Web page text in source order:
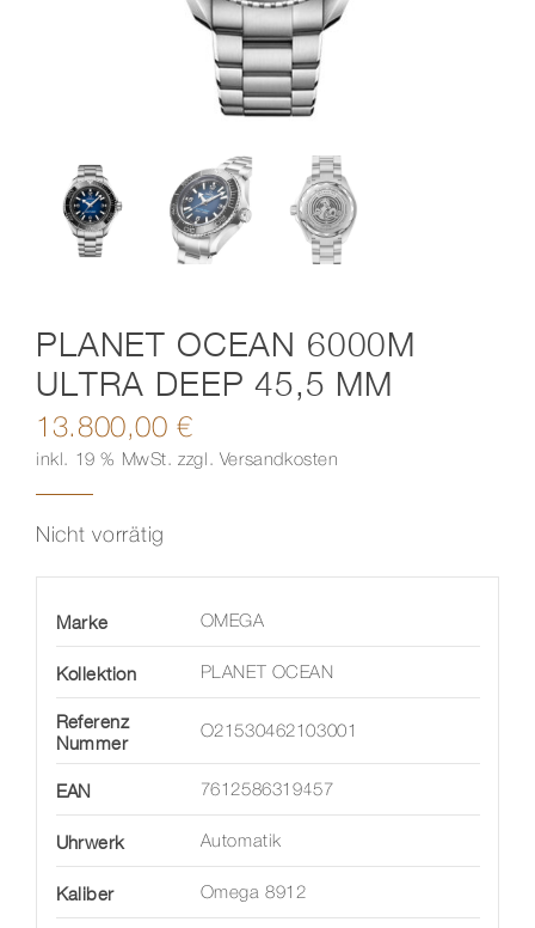
PLANET OCEAN 6000M
ULTRA DEEP 45,5 MM
13.800,00€
inkl. 19 % MwSt. zzgl. Versandkosten
Nicht vorrätig
Marke OMEGA
Kollektion PLANET OCEAN
Referenz
Nummer
O21530462103001
EAN 7612586319457
Uhrwerk Automatik
Kaliber Omega 8912